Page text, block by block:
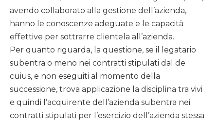
avendo collaborato alla gestione dell’azienda,
hanno le conoscenze adeguate e le capacità
effettive per sottrarre clientela all’azienda.
Per quanto riguarda, la questione, se il legatario
subentra o meno nei contratti stipulati dal de
cuius, e non eseguiti al momento della
successione, trova applicazione la disciplina tra vivi
e quindi l’acquirente dell’azienda subentra nei
contratti stipulati per l’esercizio dell’azienda stessa